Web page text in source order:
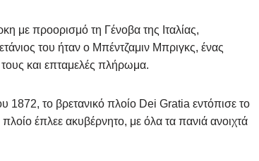
με προορισμό τη Γένοβα της Ιταλίας,
του ήταν ο Μπέντζαμιν Μπριγκς, ένας
και επταμελές πλήρωμα.
1872, το βρετανικό πλοίο Dei Gratia εντόπισε το
έπλεε ακυβέρνητο, με όλα τα πανιά ανοιχτά